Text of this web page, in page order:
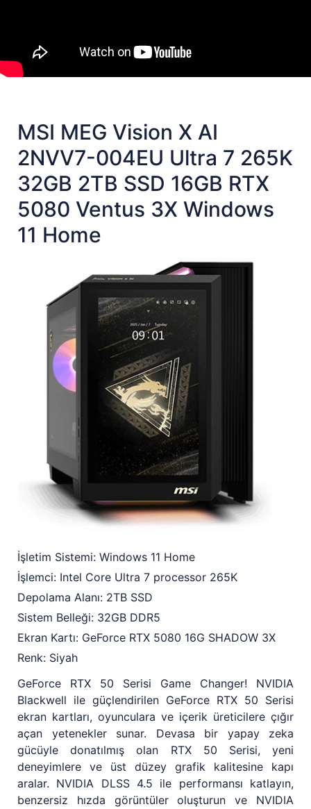
MSI MEG Vision X AI
2NVV7-004EU Ultra 7 265K
32GB 2TB SSD 16GB RTX
5080 Ventus 3X Windows
11 Home
İşletim Sistemi: Windows 11 Home
İşlemci: Intel Core Ultra 7 processor 265K
Depolama Alanı: 2TB SSD
Sistem Belleği: 32GB DDR5
Ekran Kartı: GeForce RTX 5080 16G SHADOW 3X
Renk: Siyah
GeForce RTX 50 Serisi Game Changer! NVIDIA
Blackwell ile güçlendirilen GeForce RTX 50 Serisi
ekran kartları, oyunculara ve içerik üreticilere çığır
açan yetenekler sunar. Devasa bir yapay zeka
gücüyle donatılmış olan RTX 50 Serisi, yeni
deneyimlere ve üst düzey grafik kalitesine kapı
aralar. NVIDIA DLSS 4.5 ile performansı katlayın,
benzersiz hızda görüntüler oluşturun ve NVIDIA